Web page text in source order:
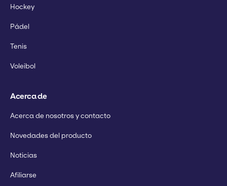
Hockey
Pádel
Tenis
Voleibol
Acerca de
Acerca de nosotros y contacto
Novedades del producto
Noticias
Afiliarse